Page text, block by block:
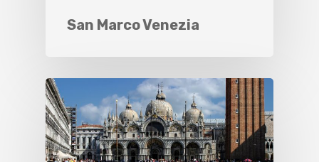
San Marco Venezia